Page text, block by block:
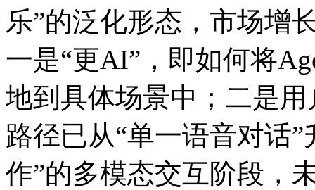
乐”的泛化形态，市场增
一是“更AI”，即如何将
地到具体场景中；二是
路径已从“单一语音对话
作”的多模态交互阶段，